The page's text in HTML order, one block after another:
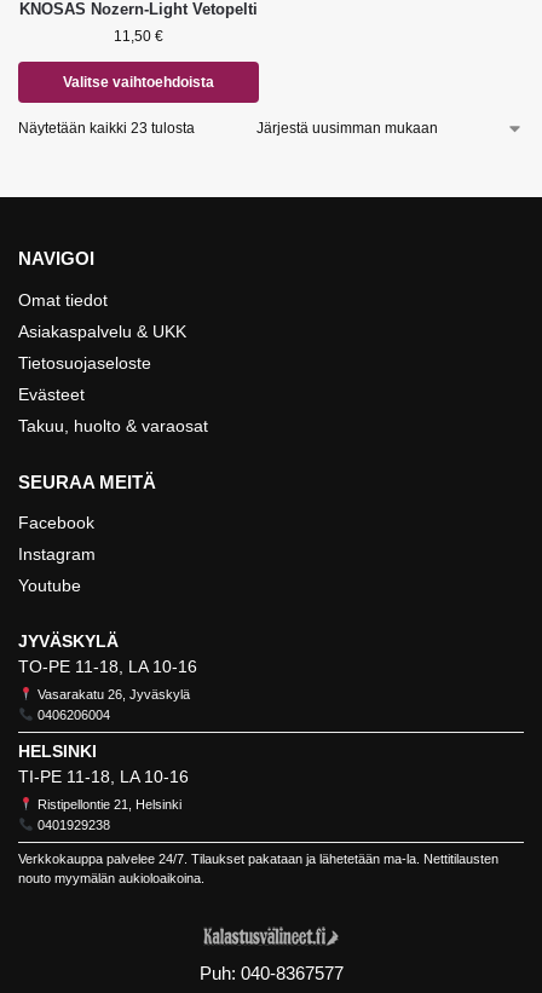
KNOSAS Nozern-Light Vetopelti
11,50 €
Valitse vaihtoehdoista
Näytetään kaikki 23 tulosta
NAVIGOI
Omat tiedot
Asiakaspalvelu & UKK
Tietosuojaseloste
Evästeet
Takuu, huolto & varaosat
SEURAA MEITÄ
Facebook
Instagram
Youtube
JYVÄSKYLÄ
TO-PE 11-18, LA 10-16
Vasarakatu 26, Jyväskylä
0406206004
HELSINKI
TI-PE 11-18, LA 10-16
Ristipellontie 21, Helsinki
0401929238
Verkkokauppa palvelee 24/7. Tilaukset pakataan ja lähetetään ma-la. Nettitilausten
nouto myymälän aukioloaikoina.
Puh: 040-8367577